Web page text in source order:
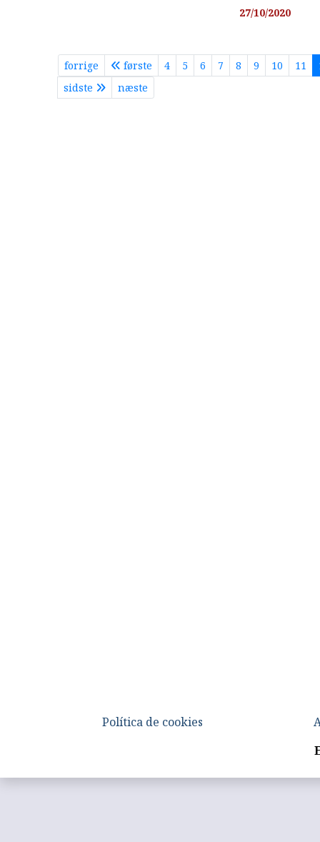
27/10/2020
forrige første 4 5 6 7 8 9 10 11
sidste
næste
Política de cookies